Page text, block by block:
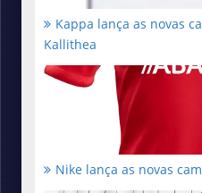
Kappa lança as novas
Kallithea
Nike lança as novas